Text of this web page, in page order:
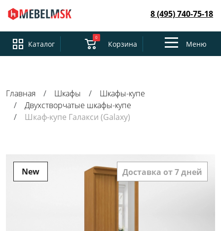
8 (495) 740-75-18
Каталог
0
Корзина
ToggleМеню
Главная Шкафы
Шкафы-купе
Двухстворчатые шкафы-купе
Шкаф-купе Галакси (Galaxy)
New Доставка от 7 дней